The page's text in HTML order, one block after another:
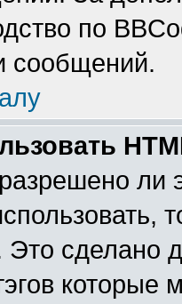
по
сообщений.
разрешено
Это сделано